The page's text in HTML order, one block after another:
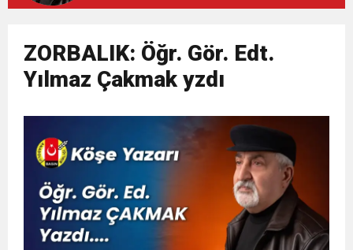
TS Divan Başkanlık Kurulunun Basın
Açıklaması
12:17 MOHAMED SALAH VE ŞAMPİYON
ZORBALIK: Öğr. Gör. Edt.
Yılmaz Çakmak yzdı